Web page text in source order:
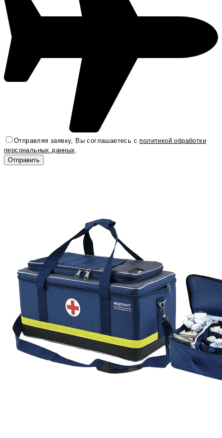
Отправляя заявку, Вы соглашаетесь сполитикой обработки
персональных данных.